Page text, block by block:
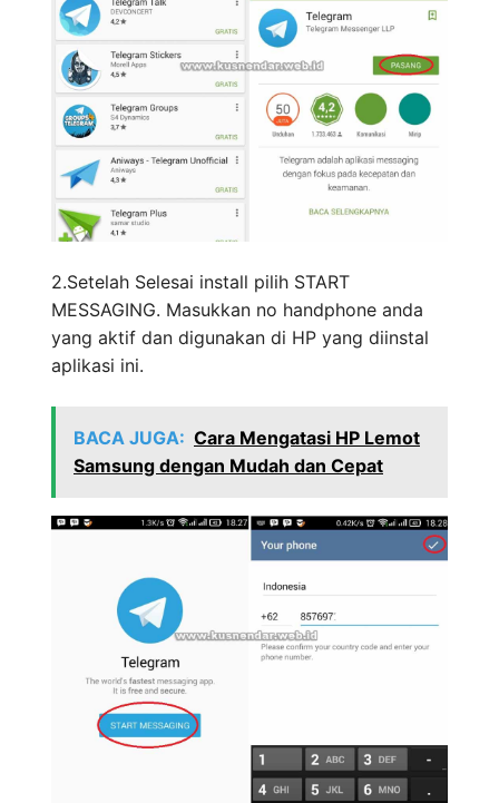
2.Setelah Selesai install pilih START
MESSAGING. Masukkan no handphone anda
yang aktif dan digunakan di HP yang diinstal
aplikasi ini.
BACA JUGA: Cara Mengatasi HP Lemot
Samsung dengan Mudah dan Cepat